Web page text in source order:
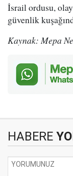
İsrail ordusu,
güvenlik
Kaynak: Mepa
HABERE